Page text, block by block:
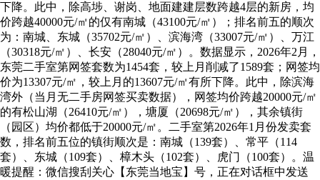
下降。此中，除高埗、谢岗、地面建建层数跨越4层的新房，均
价跨越40000元/㎡的仅有南城（43100元/㎡）；排名前五的顺次
为：南城、东城（35702元/㎡）、滨海湾（33007元/㎡）、万江
（30318元/㎡）、长安（28040元/㎡）。数据显示，2026年2月，
东莞二手室第网签套数为1454套，较上月削减了1589套；网签均
价为13307元/㎡，较上月的13607元/㎡有所下降。此中，除滨海
湾外（当月无二手房网签买卖数据），网签均价跨越20000元/㎡
的有松山湖（26410元/㎡），塘厦（20698元/㎡），其余镇街
（园区）均价都低于20000元/㎡。二手室第2026年1月份发卖套
数，排名前五位的镇街顺次是：南城（139套）、常平（114
套）、东城（109套）、樟木头（102套）、虎门（100套）。温
暖提醒：微信搜刮关心【东莞当地宝】号，正在对话框中发送